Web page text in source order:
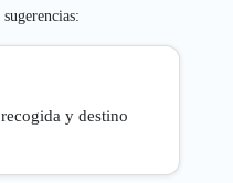
y destino